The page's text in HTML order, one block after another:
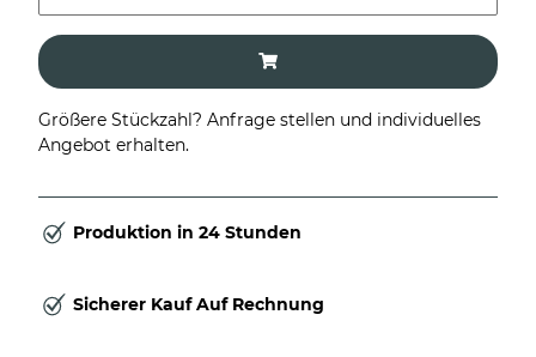
Größere Stückzahl? Anfrage stellen und individuelles
Angebot erhalten.
Produktion in 24 Stunden
Sicherer Kauf Auf Rechnung